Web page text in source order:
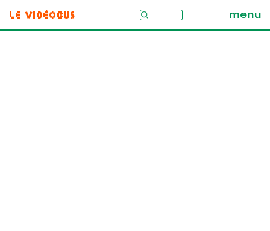
Le Vidéobus menu